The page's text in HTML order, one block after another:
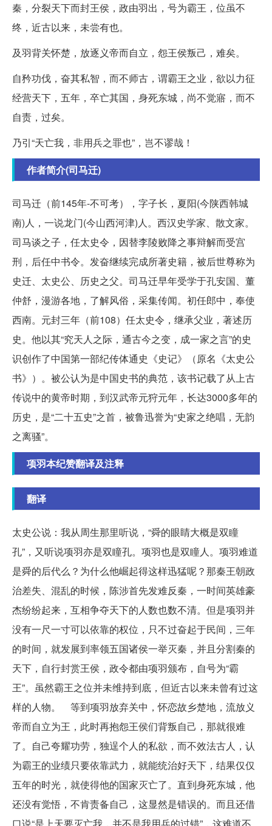
秦，分裂天下而封王侯，政由羽出，号为霸王，位虽不
终，近古以来，未尝有也。
及羽背关怀楚，放逐义帝而自立，怨王侯叛己，难矣。
自矜功伐，奋其私智，而不师古，谓霸王之业，欲以力征
经营天下，五年，卒亡其国，身死东城，尚不觉寤，而不
自责，过矣。
乃引“天亡我，非用兵之罪也”，岂不谬哉！
作者简介(司马迁)
司马迁（前145年-不可考），字子长，夏阳(今陕西韩城
南)人，一说龙门(今山西河津)人。西汉史学家、散文家。
司马谈之子，任太史令，因替李陵败降之事辩解而受宫
刑，后任中书令。发奋继续完成所著史籍，被后世尊称为
史迁、太史公、历史之父。司马迁早年受学于孔安国、董
仲舒，漫游各地，了解风俗，采集传闻。初任郎中，奉使
西南。元封三年（前108）任太史令，继承父业，著述历
史。他以其“究天人之际，通古今之变，成一家之言”的史
识创作了中国第一部纪传体通史《史记》（原名《太史公
书》）。被公认为是中国史书的典范，该书记载了从上古
传说中的黄帝时期，到汉武帝元狩元年，长达3000多年的
历史，是“二十五史”之首，被鲁迅誉为“史家之绝唱，无韵
之离骚”。
项羽本纪赞翻译及注释
翻译
太史公说：我从周生那里听说，“舜的眼睛大概是双瞳
孔”，又听说项羽亦是双瞳孔。项羽也是双瞳人。项羽难道
是舜的后代么？为什么他崛起得这样迅猛呢？那秦王朝政
治差失、混乱的时候，陈涉首先发难反秦，一时间英雄豪
杰纷纷起来，互相争夺天下的人数也数不清。但是项羽并
没有一尺一寸可以依靠的权位，只不过奋起于民间，三年
的时间，就发展到率领五国诸侯一举灭秦，并且分割秦的
天下，自行封赏王侯，政令都由项羽颁布，自号为“霸
王”。虽然霸王之位并未维持到底，但近古以来未曾有过这
样的人物。 等到项羽放弃关中，怀恋故乡楚地，流放义
帝而自立为王，此时再抱怨王侯们背叛自己，那就很难
了。自己夸耀功劳，独逞个人的私欲，而不效法古人，认
为霸王的业绩只要依靠武力，就能统治好天下，结果仅仅
五年的时光，就使得他的国家灭亡了。直到身死东城，他
还没有觉悟，不肯责备自己，这显然是错误的。而且还借